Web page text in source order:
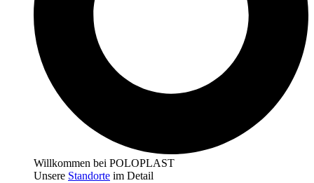
Willkommen bei POLOPLAST
Unsere Standorte im Detail